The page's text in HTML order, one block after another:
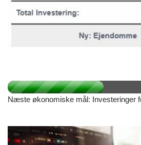
Næste økonomiske mål: Investeringer